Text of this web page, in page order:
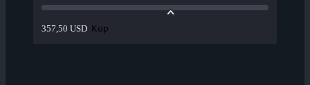
357,50 USD Kup